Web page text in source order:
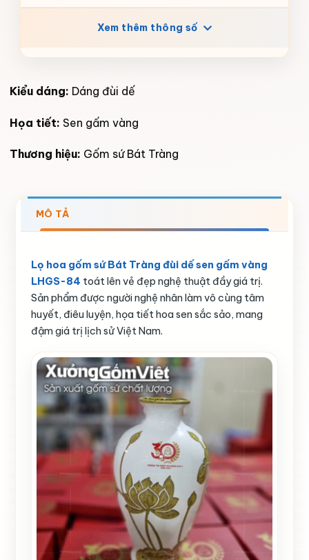
Xem thêm thông số
Kiểu dáng: Dáng đùi dế
Họa tiết: Sen gấm vàng
Thương hiệu: Gốm sứ Bát Tràng
MÔ TẢ
Lọ hoa gốm sứ Bát Tràng đùi dế sen gấm vàng
LHGS-84 toát lên vẻ đẹp nghệ thuật đầy giá trị.
Sản phẩm được người nghệ nhân làm vô cùng tâm
huyết, điêu luyện, họa tiết hoa sen sắc sảo, mang
đậm giá trị lịch sử Việt Nam.